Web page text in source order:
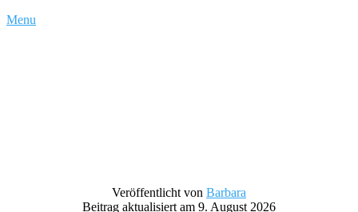
Menu
Veröffentlicht von Barbara
Beitrag aktualisiert am 9. August 2026